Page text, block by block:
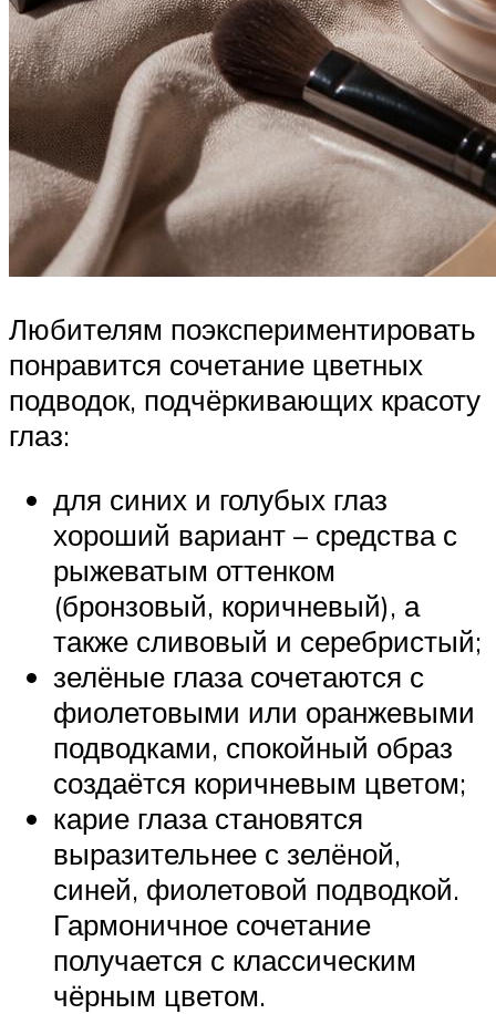
Любителям поэкспериментировать
понравится сочетание цветных
подводок, подчёркивающих красоту
глаз:
для синих и голубых глаз
хороший вариант – средства с
рыжеватым оттенком
(бронзовый, коричневый), а
также сливовый и серебристый;
зелёные глаза сочетаются с
фиолетовыми или оранжевыми
подводками, спокойный образ
создаётся коричневым цветом;
карие глаза становятся
выразительнее с зелёной,
синей, фиолетовой подводкой.
Гармоничное сочетание
получается с классическим
чёрным цветом.